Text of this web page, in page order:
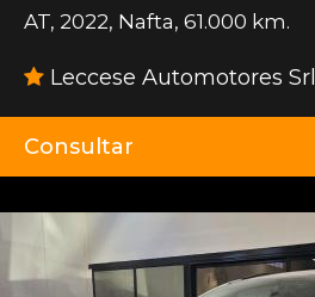
AT, 2022, Nafta, 61.000 km.
Leccese Automotores Srl
Consultar